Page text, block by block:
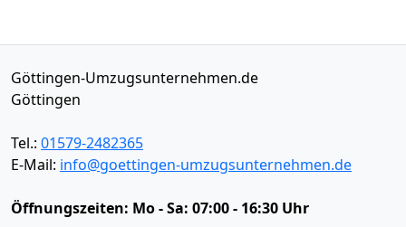
Göttingen-Umzugsunternehmen.de
Göttingen
Tel.: 01579-2482365
E-Mail: info@goettingen-umzugsunternehmen.de
Öffnungszeiten: Mo - Sa: 07:00 - 16:30 Uhr